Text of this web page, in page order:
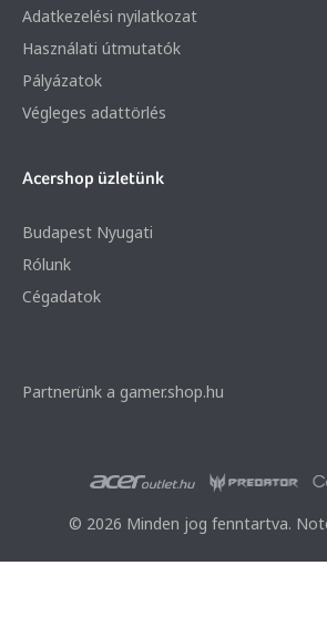
Adatkezelési nyilatkozat
Használati útmutatók
Pályázatok
Végleges adattörlés
Acershop üzletünk
Budapest Nyugati
Rólunk
Cégadatok
Partnerünk a gamer.shop.hu
© 2026 Minden jog fenntartva.